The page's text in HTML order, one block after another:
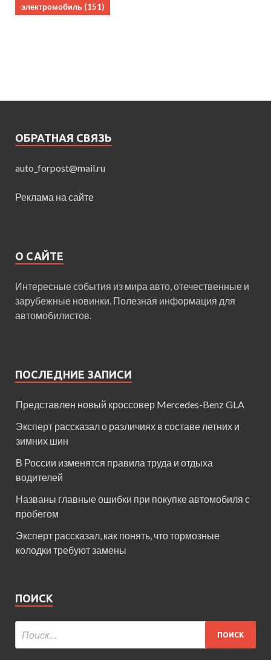
электромобиль (151)
ОБРАТНАЯ СВЯЗЬ
auto_forpost@mail.ru
Реклама на сайте
О САЙТЕ
Интересные события из мира авто, отечественные и
зарубежные новинки. Полезная информация для
автомобилистов.
ПОСЛЕДНИЕ ЗАПИСИ
Представлен новый кроссовер Mercedes-Benz GLA
Эксперт рассказал о различиях в составе летних и
зимних шин
В России изменятся правила труда и отдыха
водителей
Названы главные ошибки при покупке автомобиля с
пробегом
Эксперт рассказал, как понять, что тормозные
колодки требуют замены
ПОИСК